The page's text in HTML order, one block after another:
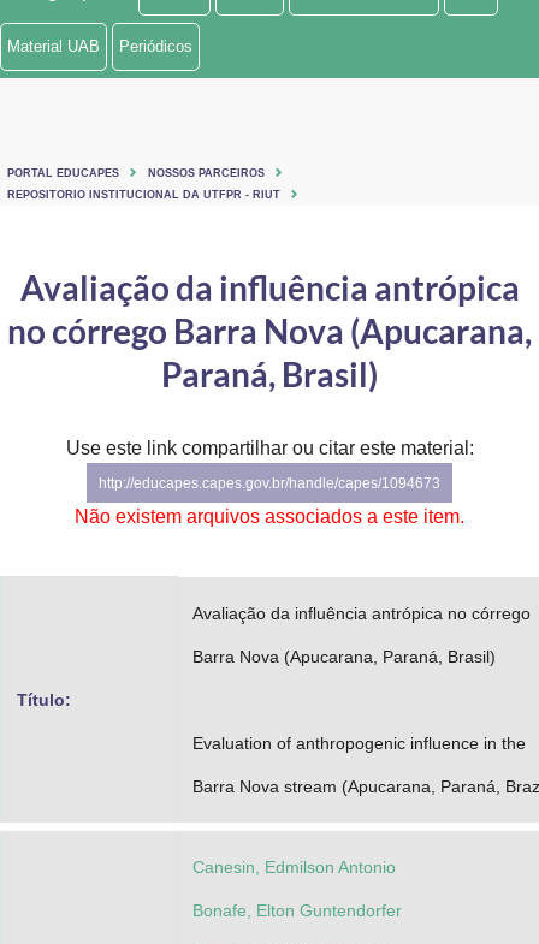
Ministério de Minas e Energia
Ministério do Turismo
Controladoria-Geral da União
Ministério da Mulher, da Família e dos Direitos Humanos
Secretaria de Governo
Gabinete de Segurança Institucional
Material UAB Periódicos
PORTAL EDUCAPES
NOSSOS PARCEIROS
REPOSITORIO INSTITUCIONAL DA UTFPR - RIUT
Avaliação da influência antrópica
no córrego Barra Nova (Apucarana,
Paraná, Brasil)
Use este link compartilhar ou citar este material:
http://educapes.capes.gov.br/handle/capes/1094673
Não existem arquivos associados a este item.
Título:
Avaliação da influência antrópica no córrego
Barra Nova (Apucarana, Paraná, Brasil)
Evaluation of anthropogenic influence in the
Barra Nova stream (Apucarana, Paraná,
Canesin, Edmilson Antonio
Bonafe, Elton Guntendorfer